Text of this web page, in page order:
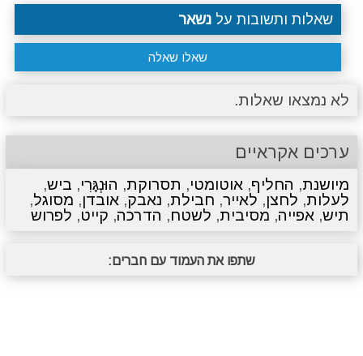
שאלות ותשובות על נשאר
שאלו שאלה
לא נמצאו שאלות.
ערכים אקראיים
מיושנת, החליף, אוטומטי, תסרוקת, הוּנְגָּרִי, ביש,
לעלות, לחצן, לאייר, חבילת, נאבק, אובדן, מסוגל,
תיש, אפייה, מסיבית, לשטח, הדרכה, קייט, לפרוש
שתפו את העמוד עם חברים: